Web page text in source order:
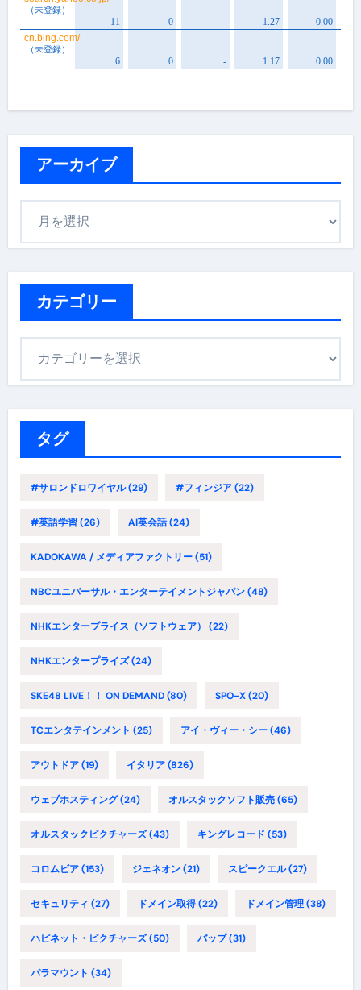
アーカイブ
カテゴリー
タグ
#サロンドロワイヤル(29) #フィンジア(22)
#英語学習(26) AI英会話(24)
KADOKAWA / メディアファクトリー(51)
NBCユニバーサル・エンターテイメントジャパン(48)
NHKエンタープライス（ソフトウェア） (22)
NHKエンタープライズ(24)
SKE48 LIVE！！ ON DEMAND(80) SPO-X(20)
TCエンタテインメント (25) アイ・ヴィー・シー(46)
アウトドア(19) イタリア(826)
ウェブホスティング(24) オルスタックソフト販売(65)
オルスタックピクチャーズ(43) キングレコード (53)
コロムビア(153) ジェネオン(21) スピークエル(27)
セキュリティ (27) ドメイン取得(22) ドメイン管理(38)
ハピネット・ピクチャーズ(50) バップ(31)
パラマウント (34)